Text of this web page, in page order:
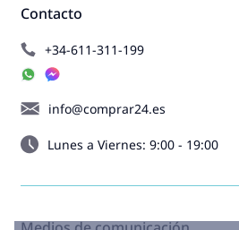
Contacto
+34-611-311-199
info@comprar24.es
Lunes a Viernes: 9:00 - 19:00